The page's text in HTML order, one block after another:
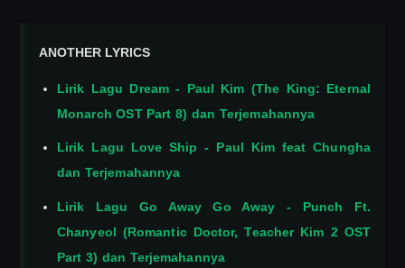
ANOTHER LYRICS
Lirik Lagu Dream - Paul Kim (The King: Eternal
Monarch OST Part 8) dan Terjemahannya
Lirik Lagu Love Ship - Paul Kim feat Chungha
dan Terjemahannya
Lirik Lagu Go Away Go Away - Punch Ft.
Chanyeol (Romantic Doctor, Teacher Kim 2 OST
Part 3) dan Terjemahannya